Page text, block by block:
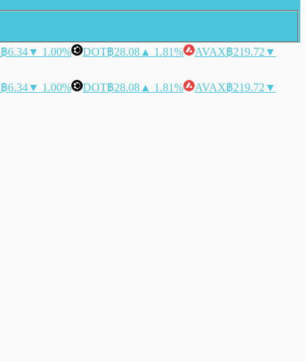
฿6.34▼ 1.00% DOT฿28.08 ▲ 1.81% AVAX฿219.72 ▼
฿6.34▼ 1.00% DOT฿28.08 ▲ 1.81% AVAX฿219.72 ▼